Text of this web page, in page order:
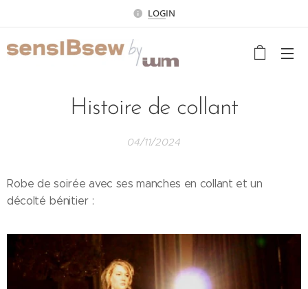
LOGIN
Histoire de collant
04/11/2024
Robe de soirée avec ses manches en collant et un
décolté bénitier :